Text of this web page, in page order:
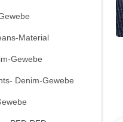
Material
Gewebe
Denim-Gewebe